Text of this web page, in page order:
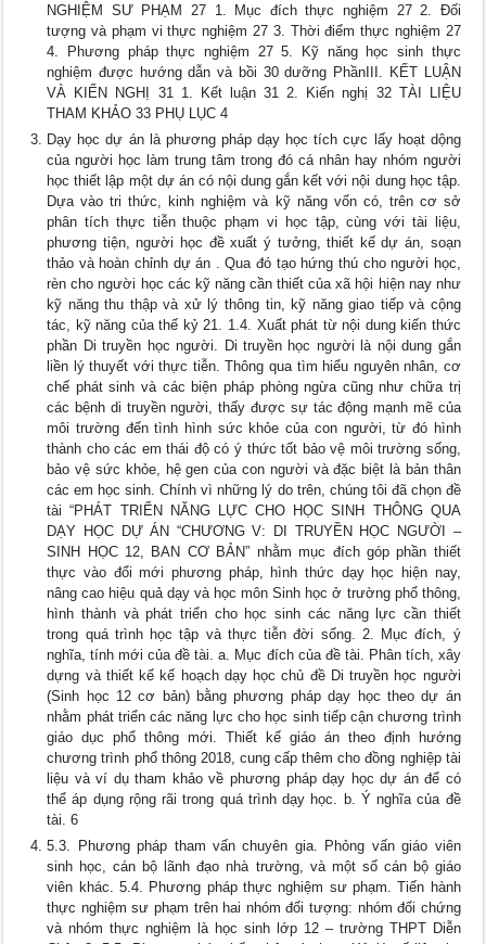
NGHIỆM SƯ PHẠM 27 1. Mục đích thực nghiệm 27 2. Đối
tượng và phạm vi thực nghiệm 27 3. Thời điểm thực nghiệm 27
4. Phương pháp thực nghiệm 27 5. Kỹ năng học sinh thực
nghiệm được hướng dẫn và bồi 30 dưỡng PhầnIII. KẾT LUẬN
VÀ KIẾN NGHỊ 31 1. Kết luận 31 2. Kiến nghị 32 TÀI LIỆU
THAM KHẢO 33 PHỤ LỤC 4
Dạy học dự án là phương pháp dạy học tích cực lấy hoạt dộng
của người học làm trung tâm trong đó cá nhân hay nhóm người
học thiết lập một dự án có nội dung gắn kết với nội dung học tập.
Dựa vào tri thức, kinh nghiệm và kỹ năng vốn có, trên cơ sở
phân tích thực tiễn thuộc phạm vi học tập, cùng với tài liệu,
phương tiện, người học đề xuất ý tưởng, thiết kế dự án, soạn
thảo và hoàn chỉnh dự án . Qua đó tạo hứng thú cho người học,
rèn cho người học các kỹ năng cần thiết của xã hội hiện nay như
kỹ năng thu thập và xử lý thông tin, kỹ năng giao tiếp và cộng
tác, kỹ năng của thế kỷ 21. 1.4. Xuất phát từ nội dung kiến thức
phần Di truyền học người. Di truyền học người là nội dung gắn
liền lý thuyết với thực tiễn. Thông qua tìm hiểu nguyên nhân, cơ
chế phát sinh và các biện pháp phòng ngừa cũng như chữa trị
các bệnh di truyền người, thấy được sự tác động mạnh mẽ của
môi trường đến tình hình sức khỏe của con người, từ đó hình
thành cho các em thái độ có ý thức tốt bảo vệ môi trường sống,
bảo vệ sức khỏe, hệ gen của con người và đặc biệt là bản thân
các em học sinh. Chính vì những lý do trên, chúng tôi đã chọn đề
tài “PHÁT TRIỂN NĂNG LỰC CHO HỌC SINH THÔNG QUA
DẠY HỌC DỰ ÁN “CHƯƠNG V: DI TRUYỀN HỌC NGƯỜI –
SINH HỌC 12, BAN CƠ BẢN” nhằm mục đích góp phần thiết
thực vào đổi mới phương pháp, hình thức dạy học hiện nay,
nâng cao hiệu quả dạy và học môn Sinh học ở trường phổ thông,
hình thành và phát triển cho học sinh các năng lực cần thiết
trong quá trình học tập và thực tiễn đời sống. 2. Mục đích, ý
nghĩa, tính mới của đề tài. a. Mục đích của đề tài. Phân tích, xây
dựng và thiết kế kế hoạch dạy học chủ đề Di truyền học người
(Sinh học 12 cơ bản) bằng phương pháp dạy học theo dự án
nhằm phát triển các năng lực cho học sinh tiếp cận chương trình
giáo dục phổ thông mới. Thiết kế giáo án theo định hướng
chương trình phổ thông 2018, cung cấp thêm cho đồng nghiệp tài
liệu và ví dụ tham khảo về phương pháp dạy học dự án để có
thể áp dụng rộng rãi trong quá trình dạy học. b. Ý nghĩa của đề
tài. 6
5.3. Phương pháp tham vấn chuyên gia. Phỏng vấn giáo viên
sinh học, cán bộ lãnh đạo nhà trường, và một số cán bộ giáo
viên khác. 5.4. Phương pháp thực nghiệm sư phạm. Tiến hành
thực nghiệm sư phạm trên hai nhóm đối tượng: nhóm đối chứng
và nhóm thực nghiệm là học sinh lớp 12 – trường THPT Diễn